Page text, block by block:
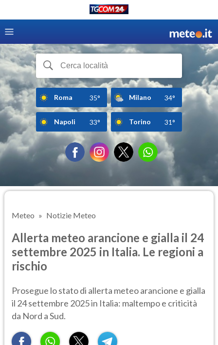
Roma 35° Milano 34°
Napoli 33° Torino 31°
Meteo Notizie Meteo
Allerta meteo arancione e gialla il 24
settembre 2025 in Italia. Le regioni a
rischio
Prosegue lo stato di allerta meteo arancione e gialla
il 24 settembre 2025 in Italia: maltempo e criticità
da Nord a Sud.